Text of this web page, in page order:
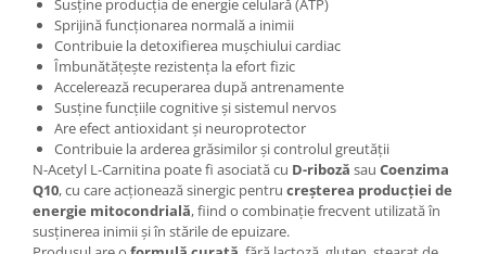
Susține producția de energie celulară (ATP)
Sprijină funcționarea normală a inimii
Contribuie la detoxifierea mușchiului cardiac
Îmbunătățește rezistența la efort fizic
Accelerează recuperarea după antrenamente
Susține funcțiile cognitive și sistemul nervos
Are efect antioxidant și neuroprotector
Contribuie la arderea grăsimilor și controlul greutății
N-Acetyl L-Carnitina poate fi asociată cu D-riboză sau Coenzima
Q10, cu care acționează sinergic pentru creșterea producției de
energie mitocondrială, fiind o combinație frecvent utilizată în
susținerea inimii și în stările de epuizare.